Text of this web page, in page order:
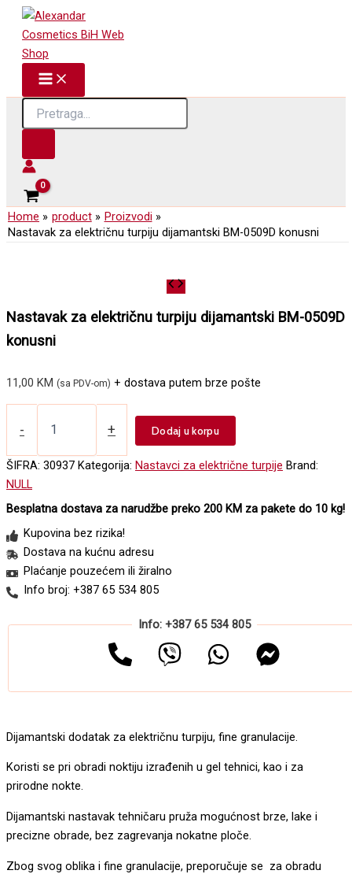
Skip
content
Products
search
Home product
Proizvodi
Nastavak za električnu turpiju dijamantski BM-0509D konusni
Nastavak za električnu turpiju dijamantski BM-0509D
konusni
11,00 KM (sa PDV-om) + dostava putem brze pošte
-
Nastavak
turpiju
dijamantski
BM-
0509D
količina
+ Dodaj u korpu
ŠIFRA: 30937 Kategorija: Nastavci za električne turpije Brand:
NULL
Besplatna dostava za narudžbe preko 200 KM za pakete do 10 kg!
Kupovina bez rizika!
Dostava na kućnu adresu
Plaćanje pouzećem ili žiralno
Info broj: +387 65 534 805
Info: +387 65 534 805
Dijamantski dodatak za električnu turpiju, fine granulacije.
Koristi se pri obradi noktiju izrađenih u gel tehnici, kao i za
prirodne nokte.
Dijamantski nastavak tehničaru pruža mogućnost brze, lake i
precizne obrade, bez zagrevanja nokatne ploče.
Zbog svog oblika i fine granulacije, preporučuje se za obradu